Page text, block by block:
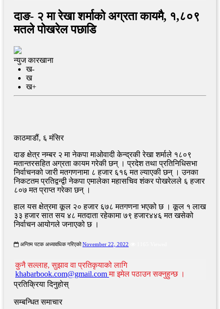
दाङ- २ मा रेखा शर्माको अग्रता कायमै, १,८०९
मतले पोखरेल पछाडि
न्युज कारखाना
ख-
ख
ख+
काठमाडौं, ६ मंसिर
दाङ क्षेत्र नम्बर २ मा नेकपा माओवादी केन्द्रकी रेखा शर्माले १८०९
मतान्तरसहित अग्रता कायम गरेकी छन् । प्रदेश तथा प्रतिनिधिसभा
निर्वाचनको जारी मतगणनामा ८ हजार ६१६ मत ल्याएकी छन् । उनका
निकटतम प्रतिद्वन्द्वी नेकपा एमालेका महासचिव शंकर पोखरेलले ६ हजार
८०७ मत प्राप्त गरेका छन् ।
हाल यस क्षेत्रमा कूल २० हजार ६७८ मतगणना भएको छ । कूल १ लाख
३३ हजार सात सय ४८ मतदाता रहेकामा ७९ हजार४४६ मत खसेको
निर्वाचन आयोगले जनाएको छ ।
अन्तिम पटक अध्यावधिक गरिएको November 22, 2022
कुनै सल्लाह, सुझाव वा प्रतिकृयाको लागि
khabarbook.com@gmail.comमा इमेल पठाउन सक्नुहुन्छ ।
प्रतिक्रिया दिनुहोस्
सम्बन्धित समाचार